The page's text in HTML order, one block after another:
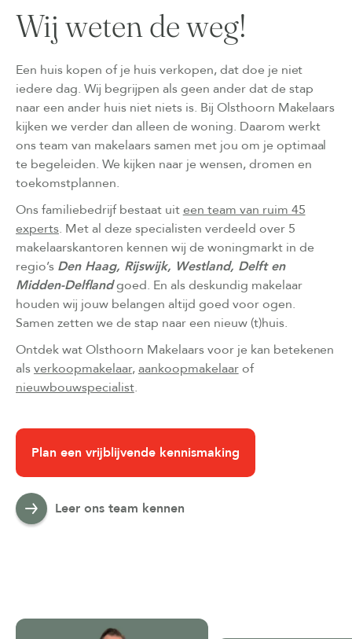
Wij weten de weg!
Een huis kopen of je huis verkopen, dat doe je niet
iedere dag. Wij begrijpen als geen ander dat de stap
naar een ander huis niet niets is. Bij Olsthoorn Makelaars
kijken we verder dan alleen de woning. Daarom werkt
ons team van makelaars samen met jou om je optimaal
te begeleiden. We kijken naar je wensen, dromen en
toekomstplannen.
Ons familiebedrijf bestaat uiteen team van ruim 45
experts. Met al deze specialisten verdeeld over 5
makelaarskantoren kennen wij de woningmarkt in de
regio’s Den Haag, Rijswijk, Westland, Delft en
Midden-Delflandgoed. En als deskundig makelaar
houden wij jouw belangen altijd goed voor ogen.
Samen zetten we de stap naar een nieuw (t)huis.
Ontdek wat Olsthoorn Makelaars voor je kan betekenen
alsverkoopmakelaar,aankoopmakelaarof
nieuwbouwspecialist.
Plan een vrijblijvende kennismaking
Leer ons team kennen